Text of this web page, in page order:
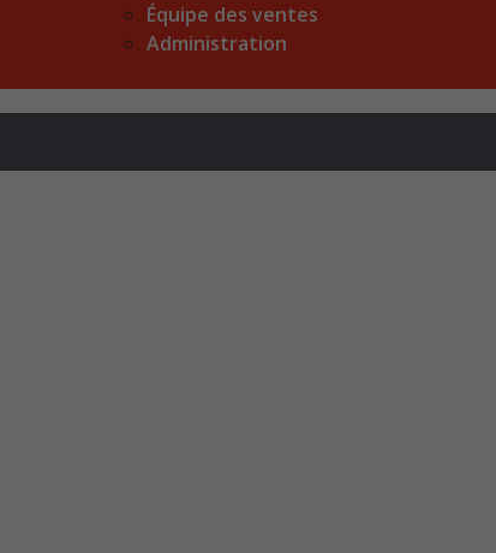
Équipe des ventes
Administration